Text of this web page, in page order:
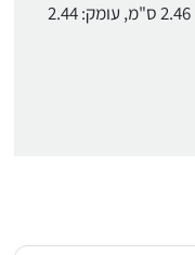
מידות האריזה – רוחב : 7.65 ס"מ, גובה: 2.46 ס"מ, עומק: 2.44